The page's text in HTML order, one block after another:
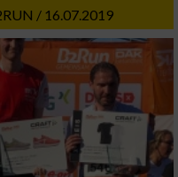
/ 16.07.2019